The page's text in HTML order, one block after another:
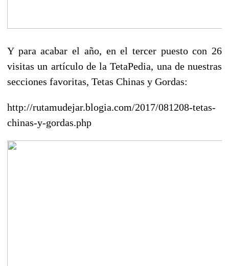
Y para acabar el año, en el tercer puesto con 26
visitas un artículo de la TetaPedia, una de nuestras
secciones favoritas, Tetas Chinas y Gordas:
http://rutamudejar.blogia.com/2017/081208-tetas-
chinas-y-gordas.php